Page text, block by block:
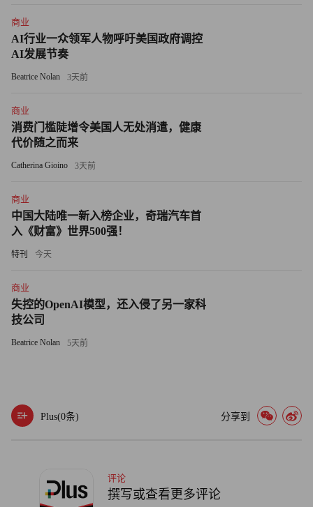
店，而不是像大家通常所做的那样住宿机场酒店，这样，当
他们身着制服提供服务时，就像一个个活动的户外广告牌。
“他们的做法非常聪明。”纽约的航空咨询公司Simat
O'Brien）说。在行业环境糟糕透顶的情况下，这是航空公
司能够得到的最好的赞誉之一。
——Scott Cendrowski
译者：萧艾
商业
AI行业一众领军人物呼吁美国政府调控
AI发展节奏
Beatrice Nolan 3天前
商业
消费门槛陡增令美国人无处消遣，健康
代价随之而来
Catherina Gioino 3天前
商业
中国大陆唯一新入榜企业，奇瑞汽车首
入《财富》世界500强！
特刊 今天
商业
失控的OpenAI模型，还入侵了另一家科
技公司
Beatrice Nolan 5天前
Plus(0条) 分享到
评论
撰写或查看更多评论